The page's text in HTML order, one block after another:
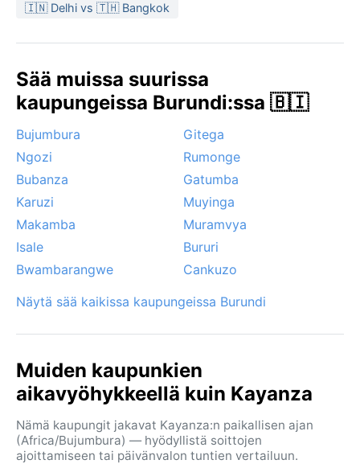
useimmiten selkeä ja sateet vähäisiä. Merkittäviä
sääilmiöitä ovat aamuisin leviävä sumu, joka peittää
Toisin kuin trooppisilla rannikoilla, täällä ei esiinny
hurrikaaneja. Monsuuni ei yllä ylängölle, mutta
sadekauden rankkasateet voivat aiheuttaa paikallisia
tulvia. Ilmasto on muutoin miellyttävän viileä ja
tasainen, sopiva niille, jotka haluavat paeta
kuumuutta.
🇮🇳 Delhi vs 🇹🇭 Bangkok
Sää muissa suurissa
kaupungeissa Burundi:ssa 🇧🇮
Bujumbura
Gitega
Ngozi
Rumonge
Bubanza
Gatumba
Karuzi
Muyinga
Makamba
Muramvya
Isale
Bururi
Bwambarangwe
Cankuzo
Näytä sää kaikissa kaupungeissa Burundi
Muiden kaupunkien
aikavyöhykkeellä kuin Kayanza
Nämä kaupungit jakavat Kayanza:n paikallisen ajan
(Africa/Bujumbura) — hyödyllistä soittojen
ajoittamiseen tai päivänvalon tuntien vertailuun.